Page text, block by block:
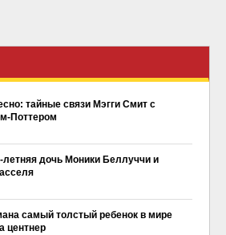
тайные связи Мэгги Смит с
Поттером
дочь Моники Беллуччи и
самый толстый ребенок в мире
центнер